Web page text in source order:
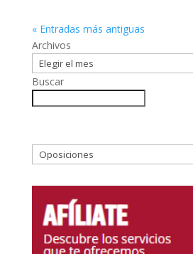
« Entradas más antiguas
Archivos
Buscar